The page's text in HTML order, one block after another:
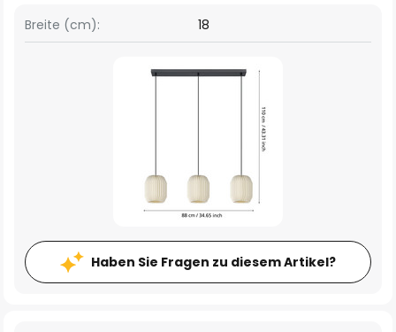
Breite (cm): 18
Haben Sie Fragen zu diesem Artikel?